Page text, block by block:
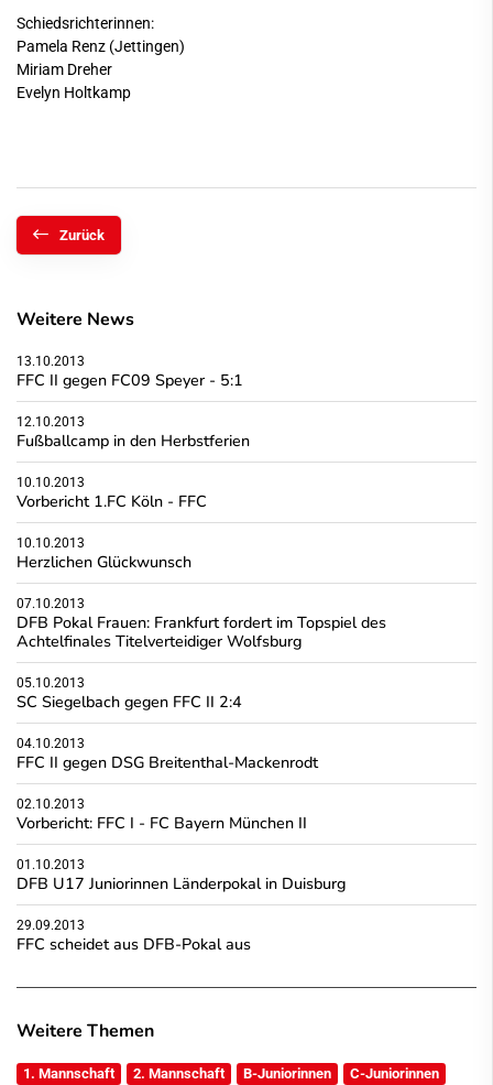
Schiedsrichterinnen:
Pamela Renz (Jettingen)
Miriam Dreher
Evelyn Holtkamp
Zurück
Weitere News
13.10.2013
FFC II gegen FC09 Speyer - 5:1
12.10.2013
Fußballcamp in den Herbstferien
10.10.2013
Vorbericht 1.FC Köln - FFC
10.10.2013
Herzlichen Glückwunsch
07.10.2013
DFB Pokal Frauen: Frankfurt fordert im Topspiel des
Achtelfinales Titelverteidiger Wolfsburg
05.10.2013
SC Siegelbach gegen FFC II 2:4
04.10.2013
FFC II gegen DSG Breitenthal-Mackenrodt
02.10.2013
Vorbericht: FFC I - FC Bayern München II
01.10.2013
DFB U17 Juniorinnen Länderpokal in Duisburg
29.09.2013
FFC scheidet aus DFB-Pokal aus
Weitere Themen
1. Mannschaft 2. Mannschaft B-Juniorinnen C-Juniorinnen